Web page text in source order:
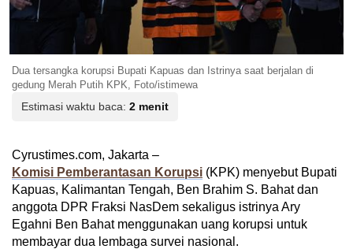
Dua tersangka korupsi Bupati Kapuas dan Istrinya saat berjalan di
gedung Merah Putih KPK, Foto/istimewa
Estimasi waktu baca: 2 menit
Cyrustimes.com, Jakarta –
Komisi Pemberantasan Korupsi (KPK) menyebut Bupati
Kapuas, Kalimantan Tengah, Ben Brahim S. Bahat dan
anggota DPR Fraksi NasDem sekaligus istrinya Ary
Egahni Ben Bahat menggunakan uang korupsi untuk
membayar dua lembaga survei nasional.